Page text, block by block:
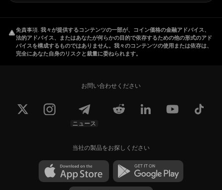
免責事項. 我々が提供するコンテンツの一部が、コイン価格の金融アドバイス、
法的アドバイス、またはあなたが何らかの目的で依存するための他の形式のアド
バイスを構成するものではありません。我々のコンテンツの使用または依存は、
完全にあなた自身のリスクと裁量に委ねられます。
お問い合わせください
ニュース
当社の製品をお探しください